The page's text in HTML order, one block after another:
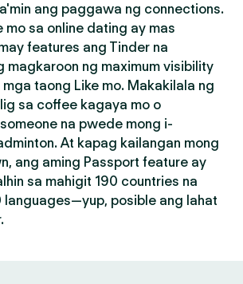
ang paggawa ng connections.
mo sa online dating ay mas
features ang Tinder na
magkaroon ng maximum visibility
taong Like mo. Makakilala ng
sa coffee kagaya mo o
na pwede mong i-
At kapag kailangan mong
ang aming Passport feature ay
sa mahigit 190 countries na
languages—yup, posible ang lahat